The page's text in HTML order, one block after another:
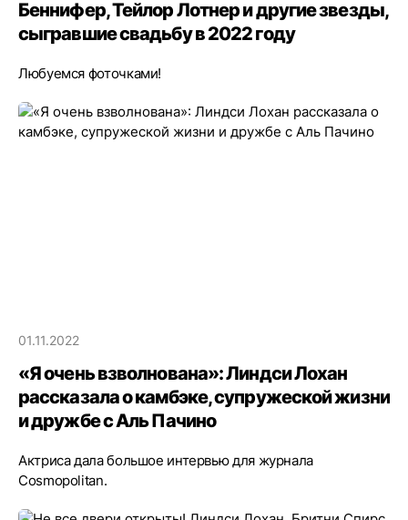
Беннифер, Тейлор Лотнер и другие звезды,
сыгравшие свадьбу в 2022 году
Любуемся фоточками!
01.11.2022
«Я очень взволнована»: Линдси Лохан
рассказала о камбэке, супружеской жизни
и дружбе с Аль Пачино
Актриса дала большое интервью для журнала
Cosmopolitan.